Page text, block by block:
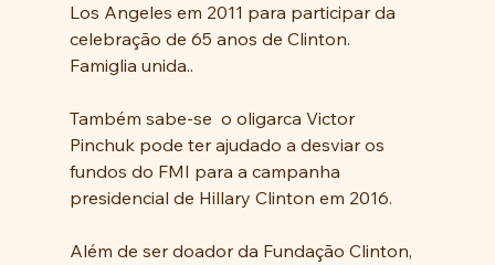
Los Angeles em 2011 para participar da
celebração de 65 anos de Clinton.
Famiglia unida..
Também sabe-se  o oligarca Victor
Pinchuk pode ter ajudado a desviar os
fundos do FMI para a campanha
presidencial de Hillary Clinton em 2016.
Além de ser doador da Fundação Clinton,